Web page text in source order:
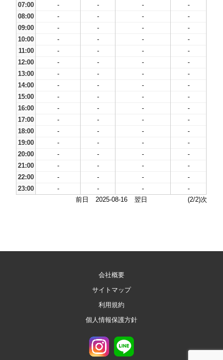
07:00
- - -
-
08:00
- - -
-
09:00
- - -
-
10:00
- - -
-
11:00
- - -
-
12:00
- - -
-
13:00
- - -
-
14:00
- - -
-
15:00
- - -
-
16:00
- - -
-
17:00
- - -
-
18:00
- - -
-
19:00
- - -
-
20:00
- - -
-
21:00
- - -
-
22:00
- - -
-
23:00
- - -
-
前日
2025-08-16 翌日 (2/2)次
会社概要
サイトマップ
利用規約
個人情報保護方針